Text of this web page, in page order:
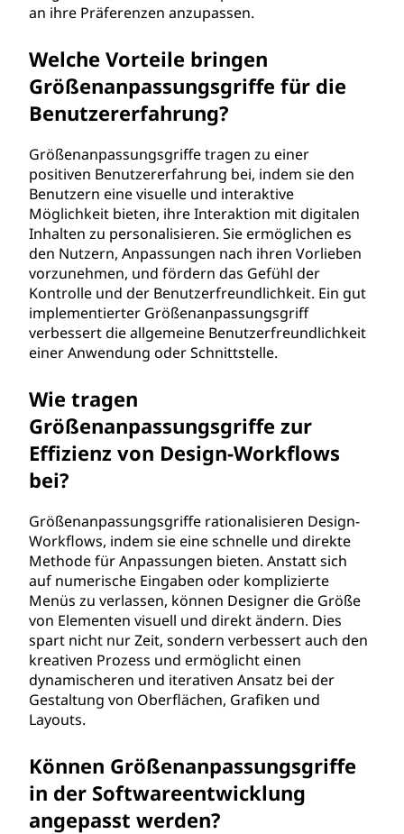
an ihre Präferenzen anzupassen.
Welche Vorteile bringen
Größenanpassungsgriffe für die
Benutzererfahrung?
Größenanpassungsgriffe tragen zu einer
positiven Benutzererfahrung bei, indem sie den
Benutzern eine visuelle und interaktive
Möglichkeit bieten, ihre Interaktion mit digitalen
Inhalten zu personalisieren. Sie ermöglichen es
den Nutzern, Anpassungen nach ihren Vorlieben
vorzunehmen, und fördern das Gefühl der
Kontrolle und der Benutzerfreundlichkeit. Ein gut
implementierter Größenanpassungsgriff
verbessert die allgemeine Benutzerfreundlichkeit
einer Anwendung oder Schnittstelle.
Wie tragen
Größenanpassungsgriffe zur
Effizienz von Design-Workflows
bei?
Größenanpassungsgriffe rationalisieren Design-
Workflows, indem sie eine schnelle und direkte
Methode für Anpassungen bieten. Anstatt sich
auf numerische Eingaben oder komplizierte
Menüs zu verlassen, können Designer die Größe
von Elementen visuell und direkt ändern. Dies
spart nicht nur Zeit, sondern verbessert auch den
kreativen Prozess und ermöglicht einen
dynamischeren und iterativen Ansatz bei der
Gestaltung von Oberflächen, Grafiken und
Layouts.
Können Größenanpassungsgriffe
in der Softwareentwicklung
angepasst werden?